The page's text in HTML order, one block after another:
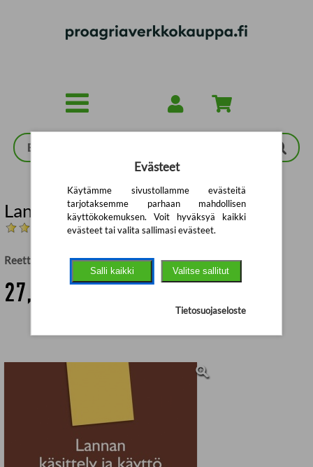
Lannan käsittely ja käyttö
(Arvostelut: 1)
Reetta Palva Sakari Alasuutari,Taina Harmoinen (toim.)
27,86 €
Evästeet
Käytämme sivustollamme evästeitä
tarjotaksemme parhaan mahdollisen
käyttökokemuksen. Voit hyväksyä kaikki
evästeet tai valita sallimasi evästeet.
Salli kaikki Valitse sallitut
Tietosuojaseloste